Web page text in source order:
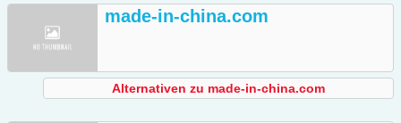
made-in-china.com
Alternativen zu made-in-china.com